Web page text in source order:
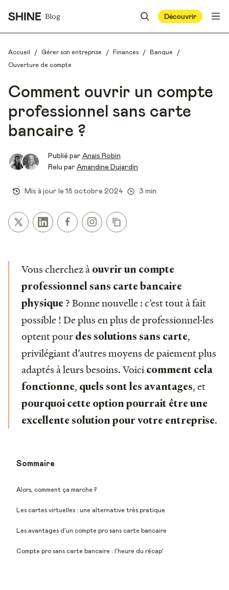
Blog Découvrir
Accueil / Gérer son entreprise / Finances / Banque /
Ouverture de compte
Comment ouvrir un compte
professionnel sans carte
bancaire ?
Publié par Anais Robin
Relu par Amandine Dujardin
Mis à jour le 18 octobre 2024 3 min
Vous cherchez à ouvrir un compte
professionnel sans carte bancaire
physique ? Bonne nouvelle : c’est tout à fait
possible ! De plus en plus de professionnel·les
optent pour des solutions sans carte,
privilégiant d’autres moyens de paiement plus
adaptés à leurs besoins. Voici comment cela
fonctionne, quels sont les avantages, et
pourquoi cette option pourrait être une
excellente solution pour votre entreprise.
Sommaire
Alors, comment ça marche ?
Les cartes virtuelles : une alternative très pratique
Les avantages d'un compte pro sans carte bancaire
Compte pro sans carte bancaire : l’heure du récap’